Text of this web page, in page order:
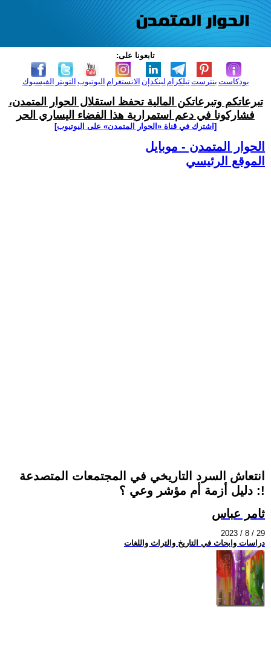
تابعونا على:
الفيسبوك التويتر اليوتيوب الانستغرام لينكدإن تيلكرامبنترست بودكاست
تبرعاتكم وتبرعاتكن المالية تحفظ استقلال الحوار المتمدن،
فشاركونا في دعم استمرارية هذا الفضاء اليساري الحر
[اشترك في قناة ‫«الحوار المتمدن» على اليوتيوب]
الحوار المتمدن - موبايل
الموقع الرئيسي
انتعاش السرد التاريخي في المجتمعات المتصدعة
: دليل أزمة أم مؤشر وعي ؟!
ثامر عباس
2023 / 8 / 29
دراسات وابحاث في التاريخ والتراث واللغات